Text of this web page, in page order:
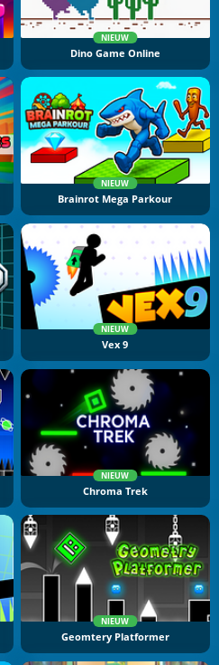
NIEUW
Dino Game Online
NIEUW
Brainrot Mega Parkour
NIEUW
Vex 9
NIEUW
Chroma Trek
NIEUW
Geomtery Platformer